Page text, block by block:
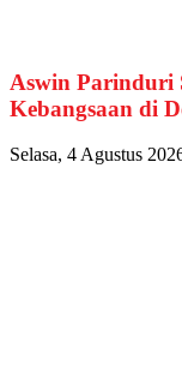
Aswin Parinduri
Kebangsaan di
Selasa, 4 Agustus